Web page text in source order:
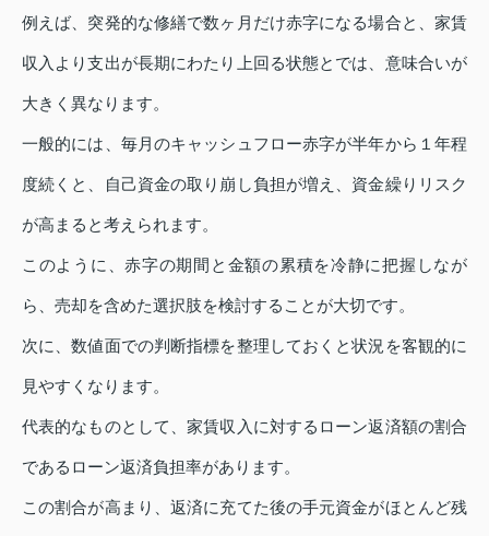
例えば、突発的な修繕で数ヶ月だけ赤字になる場合と、家賃
収入より支出が長期にわたり上回る状態とでは、意味合いが
大きく異なります。
一般的には、毎月のキャッシュフロー赤字が半年から１年程
度続くと、自己資金の取り崩し負担が増え、資金繰りリスク
が高まると考えられます。
このように、赤字の期間と金額の累積を冷静に把握しなが
ら、売却を含めた選択肢を検討することが大切です。
次に、数値面での判断指標を整理しておくと状況を客観的に
見やすくなります。
代表的なものとして、家賃収入に対するローン返済額の割合
であるローン返済負担率があります。
この割合が高まり、返済に充てた後の手元資金がほとんど残